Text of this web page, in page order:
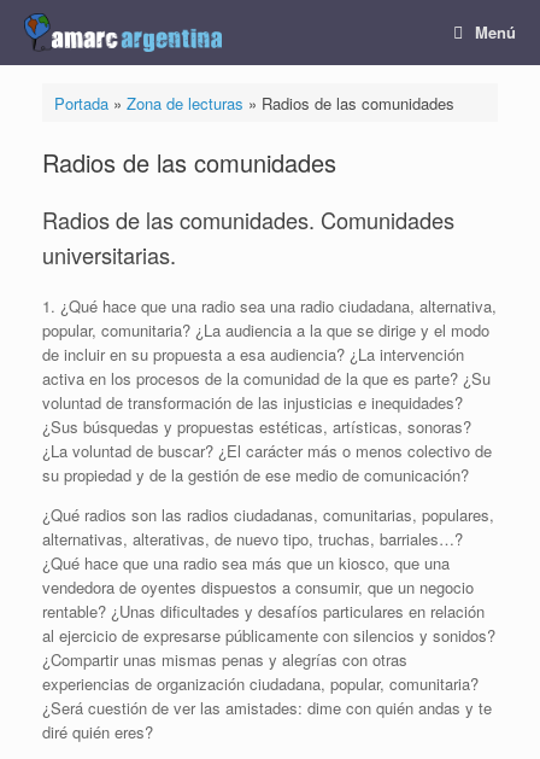
Saltar
contenido
Menú
Portada» Zona de lecturas » Radios de las comunidades
Radios de las comunidades
Radios de las comunidades. Comunidades
universitarias.
1. ¿Qué hace que una radio sea una radio ciudadana, alternativa,
popular, comunitaria? ¿La audiencia a la que se dirige y el modo
de incluir en su propuesta a esa audiencia? ¿La intervención
activa en los procesos de la comunidad de la que es parte? ¿Su
voluntad de transformación de las injusticias e inequidades?
¿Sus búsquedas y propuestas estéticas, artísticas, sonoras?
¿La voluntad de buscar? ¿El carácter más o menos colectivo de
su propiedad y de la gestión de ese medio de comunicación?
¿Qué radios son las radios ciudadanas, comunitarias, populares,
alternativas, alterativas, de nuevo tipo, truchas, barriales…?
¿Qué hace que una radio sea más que un kiosco, que una
vendedora de oyentes dispuestos a consumir, que un negocio
rentable? ¿Unas dificultades y desafíos particulares en relación
al ejercicio de expresarse públicamente con silencios y sonidos?
¿Compartir unas mismas penas y alegrías con otras
experiencias de organización ciudadana, popular, comunitaria?
¿Será cuestión de ver las amistades: dime con quién andas y te
diré quién eres?